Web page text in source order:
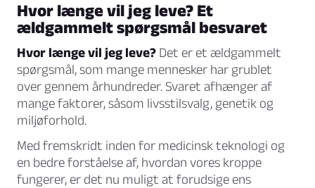
Hvor længe vil jeg leve? Et
ældgammelt spørgsmål besvaret
Hvor længe vil jeg leve? Det er et ældgammelt
spørgsmål, som mange mennesker har grublet
over gennem århundreder. Svaret afhænger af
mange faktorer, såsom livsstilsvalg, genetik og
miljøforhold.
Med fremskridt inden for medicinsk teknologi og
en bedre forståelse af, hvordan vores kroppe
fungerer, er det nu muligt at forudsige ens